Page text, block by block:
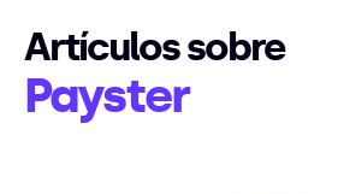
Artículos sobre
Payster